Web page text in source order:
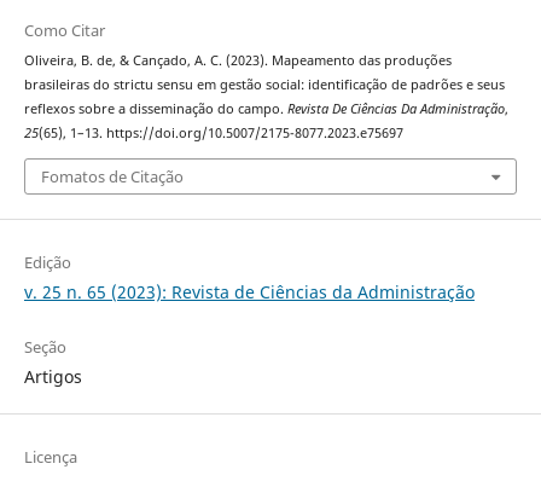
Como Citar
Oliveira, B. de, & Cançado, A. C. (2023). Mapeamento das produções
brasileiras do strictu sensu em gestão social: identificação de padrões e seus
reflexos sobre a disseminação do campo. Revista De Ciências Da Administração,
25(65), 1–13. https://doi.org/10.5007/2175-8077.2023.e75697
Fomatos de Citação
Edição
v. 25 n. 65 (2023): Revista de Ciências da Administração
Seção
Artigos
Licença